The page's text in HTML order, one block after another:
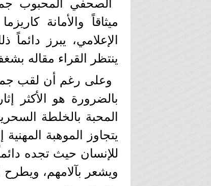
الصحفي المحبوب
ميثاقاً والأمانة
الإعلامي، يبرز
ينتظر القراء مقاله
وعلى رغم أن لقب
بالضرورة هو الأكثر
المحبة بالخلطة
يتجاوز الموهبة
للإنسان حيث تجده
ويشعر بآلامهم، ويطرح